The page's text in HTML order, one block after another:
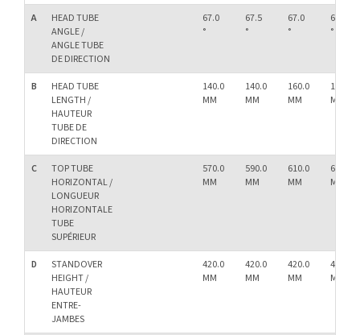
A
HEAD TUBE
ANGLE /
ANGLE TUBE
DE DIRECTION
67.0
°
67.5
°
67.0
°
67.5
°
B
HEAD TUBE
LENGTH /
HAUTEUR
TUBE DE
DIRECTION
140.0
MM
140.0
MM
160.0
MM
160.0
MM
C
TOP TUBE
HORIZONTAL /
LONGUEUR
HORIZONTALE
TUBE
SUPÉRIEUR
570.0
MM
590.0
MM
610.0
MM
630.0
MM
D
STANDOVER
HEIGHT /
HAUTEUR
ENTRE-
JAMBES
420.0
MM
420.0
MM
420.0
MM
420.0
MM